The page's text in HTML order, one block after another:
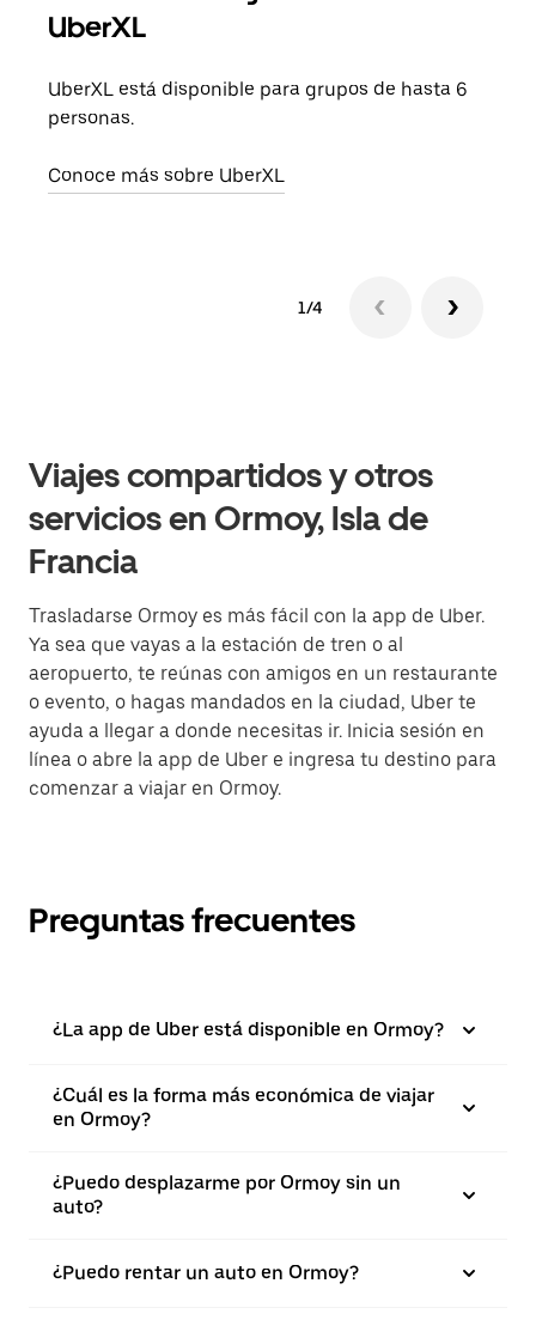
UberXL
UberXL está disponible para grupos de hasta 6
personas.
Conoce más sobre UberXL
1/4
Viajes compartidos y otros
servicios en Ormoy, Isla de
Francia
Trasladarse Ormoy es más fácil con la app de Uber.
Ya sea que vayas a la estación de tren o al
aeropuerto, te reúnas con amigos en un restaurante
o evento, o hagas mandados en la ciudad, Uber te
ayuda a llegar a donde necesitas ir. Inicia sesión en
línea o abre la app de Uber e ingresa tu destino para
comenzar a viajar en Ormoy.
Preguntas frecuentes
¿La app de Uber está disponible en Ormoy?
¿Cuál es la forma más económica de viajar
en Ormoy?
¿Puedo desplazarme por Ormoy sin un
auto?
¿Puedo rentar un auto en Ormoy?